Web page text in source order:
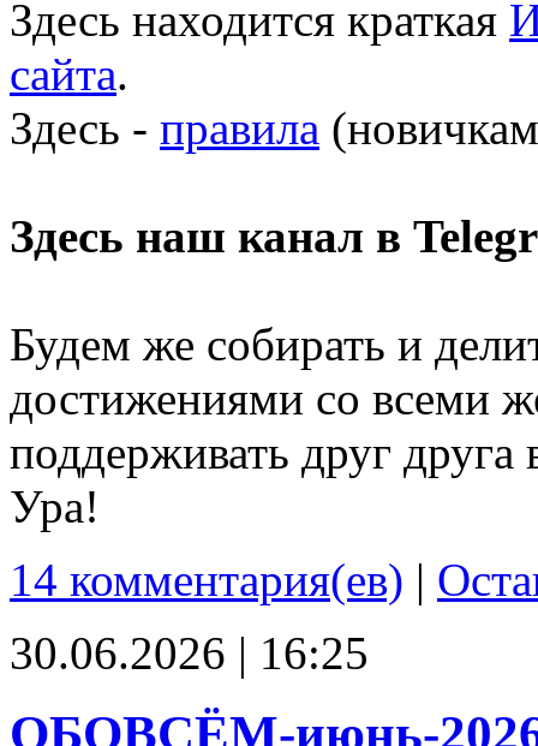
Здесь находится краткая
сайта.
Здесь - правила
Здесь наш канал в
Будем же собирать и
достижениями со всеми
поддерживать друг
Ура!
14 комментария(ев) |
30.06.2026 | 16:25
ОБОВСЁМ-июнь-